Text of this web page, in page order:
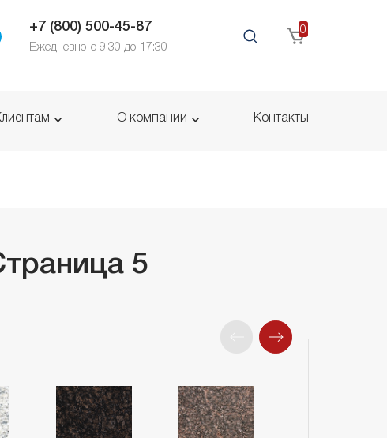
+7 (800) 500-45-87
Ежедневно с 9:30 до 17:30
0
О компании Контакты
5